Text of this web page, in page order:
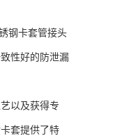
钢卡套管接头
性好的防泄漏
以及获得专
套提供了特